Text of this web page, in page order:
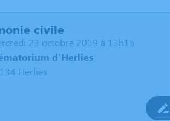
civile
23 octobre 2019 à 13h15
d'Herlies
Herlies